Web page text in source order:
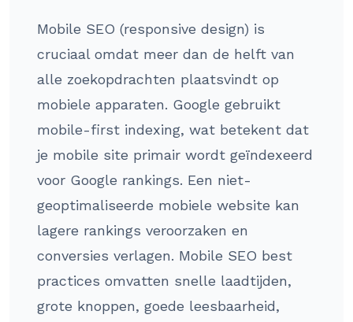
Mobile SEO (responsive design) is
cruciaal omdat meer dan de helft van
alle zoekopdrachten plaatsvindt op
mobiele apparaten. Google gebruikt
mobile-first indexing, wat betekent dat
je mobile site primair wordt geïndexeerd
voor Google rankings. Een niet-
geoptimaliseerde mobiele website kan
lagere rankings veroorzaken en
conversies verlagen. Mobile SEO best
practices omvatten snelle laadtijden,
grote knoppen, goede leesbaarheid,